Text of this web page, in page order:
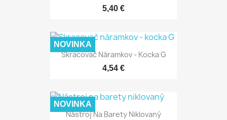
5,40 €
Skracovač Náramkov - Kocka G
4,54 €
NOVINKA
Nástroj Na Barety Niklovaný
NOVINKA